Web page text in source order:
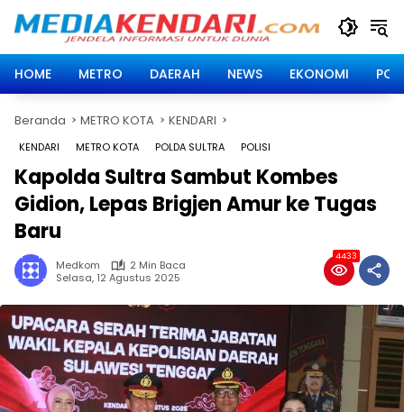
HOME
METRO DAERAH NEWS EKONOMI
Beranda METRO KOTA KENDARI
KENDARI METRO KOTA POLDA SULTRA POLISI
Kapolda Sultra Sambut Kombes
Gidion, Lepas Brigjen Amur ke Tugas
Baru
Medkom
2 Min Baca
Selasa, 12 Agustus 2025
4433